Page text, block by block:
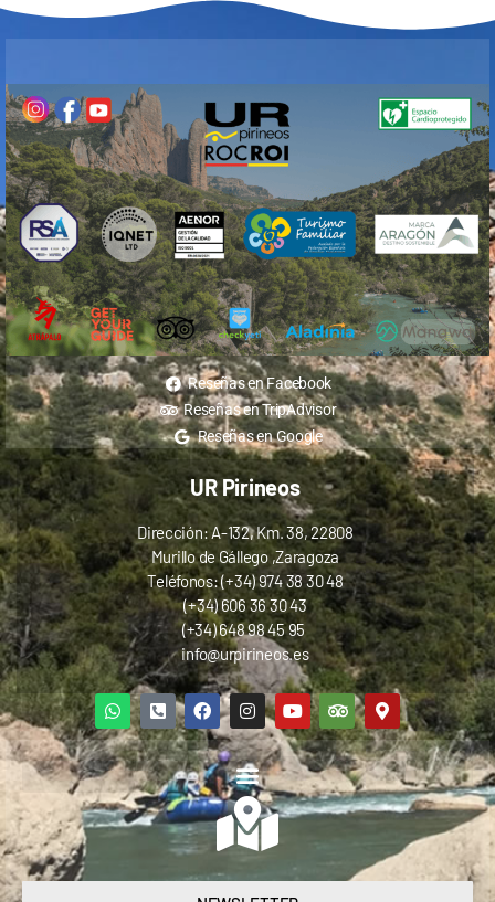
Reseñas en Facebook
Reseñas en TripAdvisor
Reseñas en Google
UR Pirineos
Dirección: A-132, Km. 38, 22808
Murillo de Gállego ,Zaragoza
Teléfonos: (+34) 974 38 30 48
(+34) 606 36 30 43
(+34) 648 98 45 95
info@urpirineos.es